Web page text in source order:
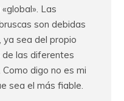
Las
son debidas
ya sea del propio
las diferentes
digo no es mi
sea el más fiable.